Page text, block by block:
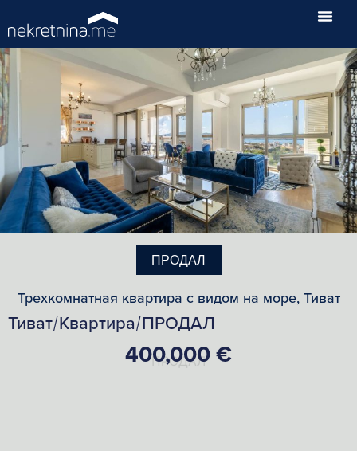
ПРОДАЛ
ПРОДАЛ
Трехкомнатная квартира с видом на море, Тиват
Тиват/Квартира/ПРОДАЛ
400,000 €